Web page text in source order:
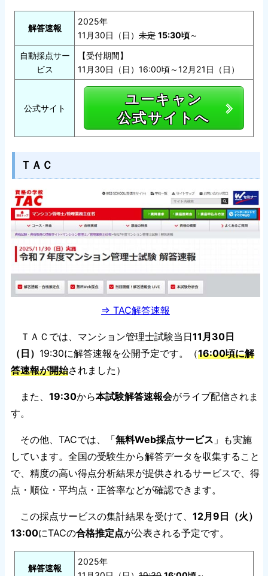
解答速報
2025年
11月30日（日） 未定 15:30頃～
自動採点サー
ビス
【受付期間】
11月30日（日）16:00頃～12月21日（日）
公式サイト
ユーキャン
公式サイトへ
ＴＡＣ
⇒ TAC解答速報
ＴＡＣでは、マンション管理士試験当日11月30日
（日） 19:30に解答速報を公開予定です。（16:00頃に解
答速報が開始されました）
また、 19:30から本試験解答速報会がライブ配信されま
す。
その他、TACでは、「無料Web採点サービス 」も実施
しています。全国の受験生から解答データを収集すること
で、精度の高い得点分析結果が提供されるサービスで、得
点・順位・平均点・正答率などが確認できます。
この採点サービスの集計結果を受けて、 12月9日（火）
13:00にTACの合格推定点が公表される予定です。
解答速報
2025年